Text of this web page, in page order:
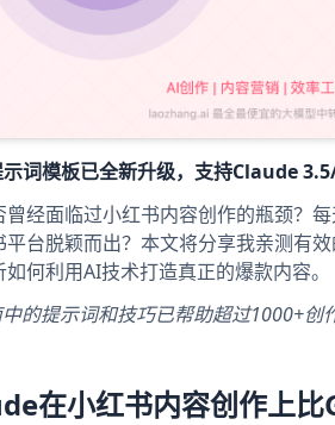
词模板已全新升级，支持Claude
经面临过小红书内容创作的瓶颈？
台脱颖而出？本文将分享我亲测有
何利用AI技术打造真正的爆款内容。
的提示词和技巧已帮助超过1000+
在小红书内容创作上比